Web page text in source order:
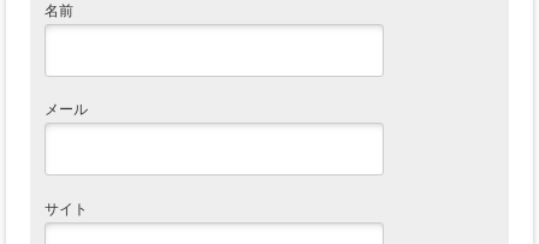
名前
メール
サイト